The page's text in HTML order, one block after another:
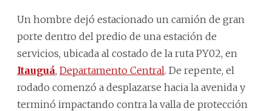
Un hombre dejó estacionado un camión de gran
porte dentro del predio de una estación de
servicios, ubicada al costado de la ruta PY02, en
Itauguá, Departamento Central. De repente, el
rodado comenzó a desplazarse hacia la avenida y
terminó impactando contra la valla de protección